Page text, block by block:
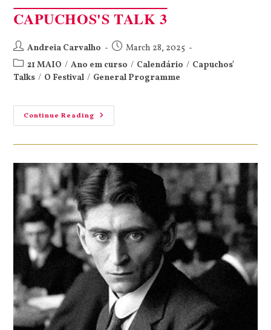
CAPUCHOS'S TALK 3
Andreia Carvalho
March 28, 2025
21 MAIO / Ano em curso / Calendário / Capuchos'
Talks / O Festival / General Programme
Continue Reading